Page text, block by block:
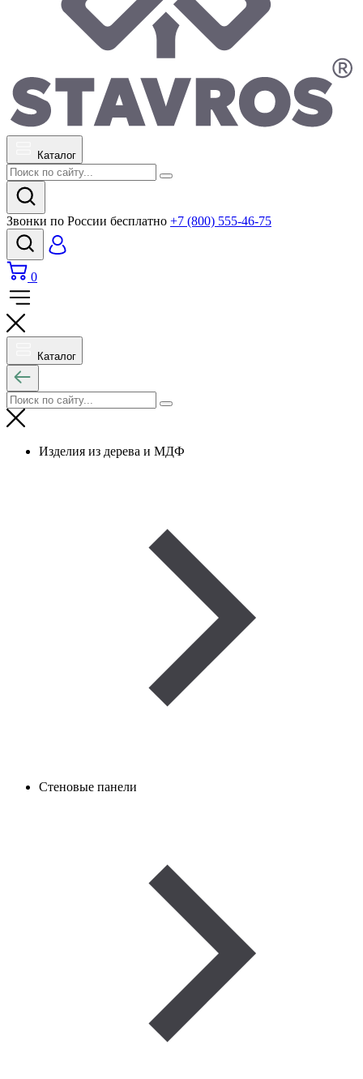
Каталог
Звонки по России бесплатно +7 (800) 555-46-75
0
Каталог
Изделия из дерева и МДФ
Стеновые панели